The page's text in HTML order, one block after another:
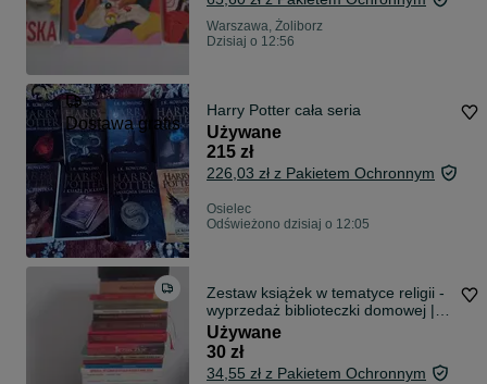
Warszawa, Żoliborz
Dzisiaj o 12:56
Dostawa gratis
Harry Potter cała seria
Używane
215 zł
226,03 zł z Pakietem Ochronnym
Osielec
Odświeżono dzisiaj o 12:05
Zestaw książek w tematyce religii -
wyprzedaż biblioteczki domowej |
Lista w opisie
Używane
30 zł
34,55 zł z Pakietem Ochronnym